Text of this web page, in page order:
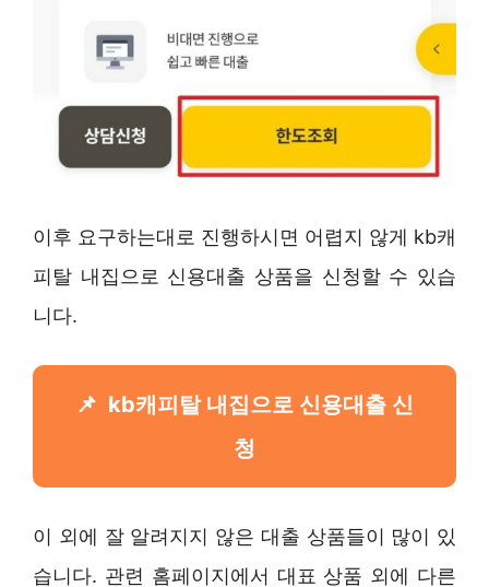
이후 요구하는대로 진행하시면 어렵지 않게 kb캐
피탈 내집으로 신용대출 상품을 신청할 수 있습
니다.
kb캐피탈 내집으로 신용대출 신
청
이 외에 잘 알려지지 않은 대출 상품들이 많이 있
습니다. 관련 홈페이지에서 대표 상품 외에 다른